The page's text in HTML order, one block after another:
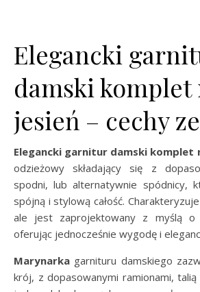
Elegancki
damski komplet
jesień – cechy
Elegancki garnitur damski komplet
odzieżowy składający się z
spodni, lub alternatywnie spódnicy,
spójną i stylową całość.
ale jest zaprojektowany z myślą o
oferując jednocześnie wygodę i
Marynarka garnituru damskiego
krój, z dopasowanymi ramionami,